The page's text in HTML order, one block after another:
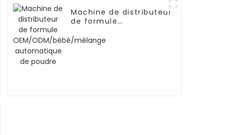
Machine de distributeur
de formule
automatique de poudre